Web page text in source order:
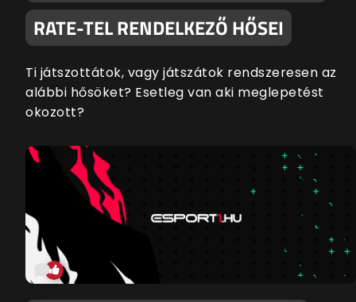
RATE-TEL RENDELKEZŐ HŐSEI
Ti játszottátok, vagy játszátok rendszeresen az
alábbi hősöket? Esetleg van aki meglepetést
okozott?